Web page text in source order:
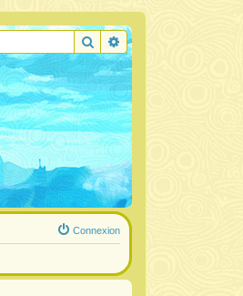
RechercherRecherche avancée
Connexion